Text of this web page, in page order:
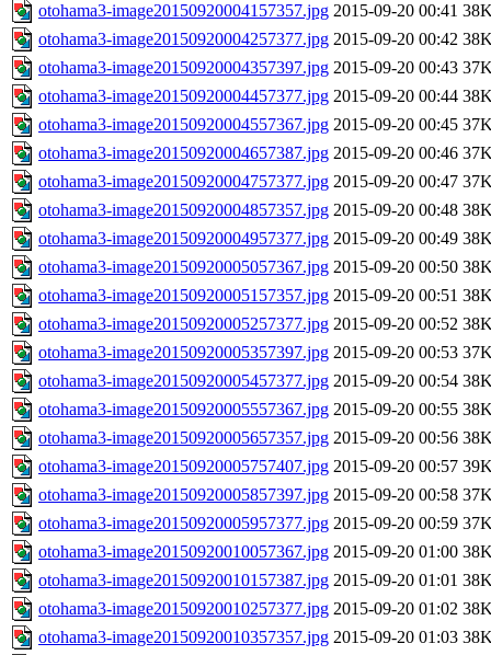
otohama3-image20150920004157357.jpg 2015-09-20 00:41
otohama3-image20150920004257377.jpg 2015-09-20 00:42
otohama3-image20150920004357397.jpg 2015-09-20 00:43
otohama3-image20150920004457377.jpg 2015-09-20 00:44
otohama3-image20150920004557367.jpg 2015-09-20 00:45
otohama3-image20150920004657387.jpg 2015-09-20 00:46
otohama3-image20150920004757377.jpg 2015-09-20 00:47
otohama3-image20150920004857357.jpg 2015-09-20 00:48
otohama3-image20150920004957377.jpg 2015-09-20 00:49
otohama3-image20150920005057367.jpg 2015-09-20 00:50
otohama3-image20150920005157357.jpg 2015-09-20 00:51
otohama3-image20150920005257377.jpg 2015-09-20 00:52
otohama3-image20150920005357397.jpg 2015-09-20 00:53
otohama3-image20150920005457377.jpg 2015-09-20 00:54
otohama3-image20150920005557367.jpg 2015-09-20 00:55
otohama3-image20150920005657357.jpg 2015-09-20 00:56
otohama3-image20150920005757407.jpg 2015-09-20 00:57
otohama3-image20150920005857397.jpg 2015-09-20 00:58
otohama3-image20150920005957377.jpg 2015-09-20 00:59
otohama3-image20150920010057367.jpg 2015-09-20 01:00
otohama3-image20150920010157387.jpg 2015-09-20 01:01
otohama3-image20150920010257377.jpg 2015-09-20 01:02
otohama3-image20150920010357357.jpg 2015-09-20 01:03